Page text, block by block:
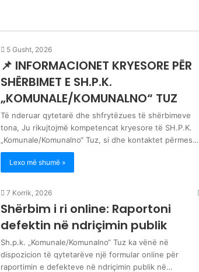
5 Gusht, 2026
📌 INFORMACIONET KRYESORE PËR
SHËRBIMET E SH.P.K.
„KOMUNALE/KOMUNALNO“ TUZ
Të nderuar qytetarë dhe shfrytëzues të shërbimeve
tona, Ju rikujtojmë kompetencat kryesore të SH.P.K.
„Komunale/Komunalno“ Tuz, si dhe kontaktet përmes…
Lexo më shumë »
7 Korrik, 2026
Shërbim i ri online: Raportoni
defektin në ndriçimin publik
Sh.p.k. „Komunale/Komunalno“ Tuz ka vënë në
dispozicion të qytetarëve një formular online për
raportimin e defekteve në ndriçimin publik në…